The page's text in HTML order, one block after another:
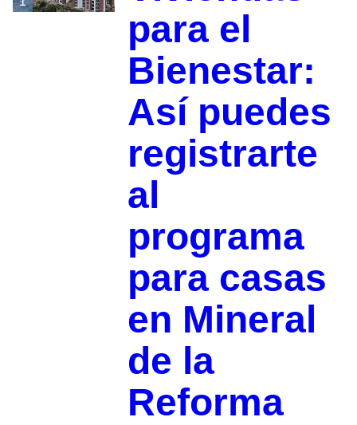
para el
Bienestar:
Así puedes
registrarte
al
programa
para casas
en Mineral
de la
Reforma